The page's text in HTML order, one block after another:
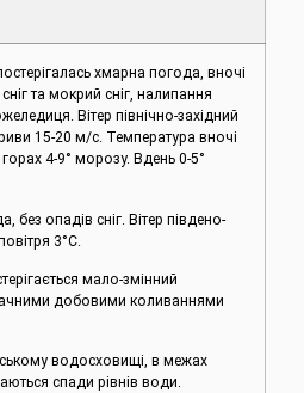
хмарна погода, вночі
та мокрий сніг, налипання
Вітер північно-західний
15-20 м/с. Температура вночі
4-9° морозу. Вдень 0-5°
опадів сніг. Вітер південо-
3°С.
мало-змінний
добовими коливаннями
водосховищі, в межах
спади рівнів води.